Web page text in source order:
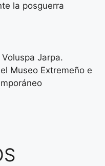
la posguerra
Voluspa Jarpa.
Museo Extremeño e